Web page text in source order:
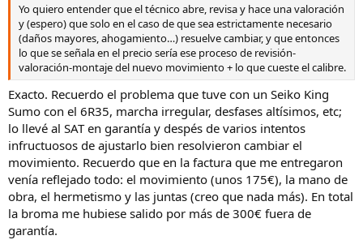
Yo quiero entender que el técnico abre, revisa y hace una valoración
y (espero) que solo en el caso de que sea estrictamente necesario
(daños mayores, ahogamiento…) resuelve cambiar, y que entonces
lo que se señala en el precio sería ese proceso de revisión-
valoración-montaje del nuevo movimiento + lo que cueste el calibre.
Exacto. Recuerdo el problema que tuve con un Seiko King
Sumo con el 6R35, marcha irregular, desfases altísimos, etc;
lo llevé al SAT en garantía y despés de varios intentos
infructuosos de ajustarlo bien resolvieron cambiar el
movimiento. Recuerdo que en la factura que me entregaron
venía reflejado todo: el movimiento (unos 175€), la mano de
obra, el hermetismo y las juntas (creo que nada más). En total
la broma me hubiese salido por más de 300€ fuera de
garantía.